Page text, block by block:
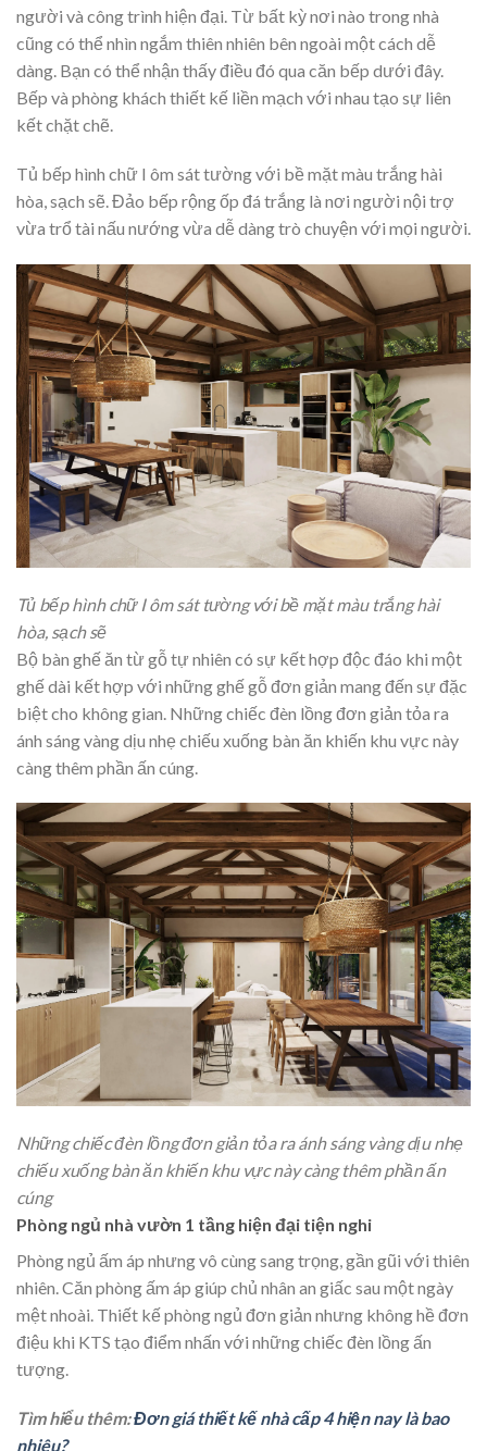
người và công trình hiện đại. Từ bất kỳ nơi nào trong nhà
cũng có thể nhìn ngắm thiên nhiên bên ngoài một cách dễ
dàng. Bạn có thể nhận thấy điều đó qua căn bếp dưới đây.
Bếp và phòng khách thiết kế liền mạch với nhau tạo sự liên
kết chặt chẽ.
Tủ bếp hình chữ I ôm sát tường với bề mặt màu trắng hài
hòa, sạch sẽ. Đảo bếp rộng ốp đá trắng là nơi người nội trợ
vừa trổ tài nấu nướng vừa dễ dàng trò chuyện với mọi người.
Tủ bếp hình chữ I ôm sát tường với bề mặt màu trắng hài
hòa, sạch sẽ
Bộ bàn ghế ăn từ gỗ tự nhiên có sự kết hợp độc đáo khi một
ghế dài kết hợp với những ghế gỗ đơn giản mang đến sự đặc
biệt cho không gian. Những chiếc đèn lồng đơn giản tỏa ra
ánh sáng vàng dịu nhẹ chiếu xuống bàn ăn khiến khu vực này
càng thêm phần ấn cúng.
Những chiếc đèn lồng đơn giản tỏa ra ánh sáng vàng dịu nhẹ
chiếu xuống bàn ăn khiến khu vực này càng thêm phần ấn
cúng
Phòng ngủ nhà vườn 1 tầng hiện đại tiện nghi
Phòng ngủ ấm áp nhưng vô cùng sang trọng, gần gũi với thiên
nhiên. Căn phòng ấm áp giúp chủ nhân an giấc sau một ngày
mệt nhoài. Thiết kế phòng ngủ đơn giản nhưng không hề đơn
điệu khi KTS tạo điểm nhấn với những chiếc đèn lồng ấn
tượng.
Tìm hiểu thêm:Đơn giá thiết kế nhà cấp 4 hiện nay là bao
nhiêu?